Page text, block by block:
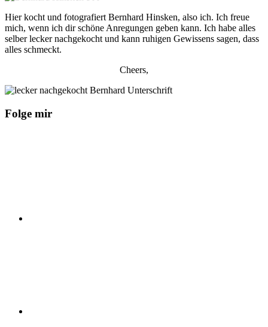
Hier kocht und fotografiert Bernhard Hinsken, also ich. Ich freue
mich, wenn ich dir schöne Anregungen geben kann. Ich habe alles
selber lecker nachgekocht und kann ruhigen Gewissens sagen, dass
alles schmeckt.
Cheers,
Folge mir